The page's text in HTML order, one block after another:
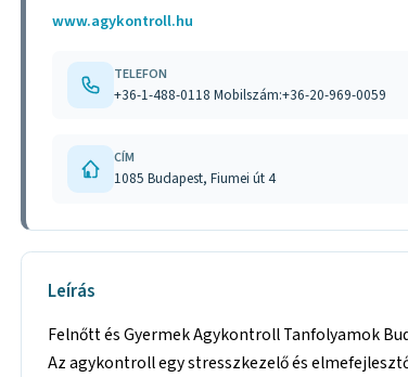
www.agykontroll.hu
TELEFON
+36-1-488-0118 Mobilszám:+36-20-969-0059
CÍM
1085 Budapest, Fiumei út 4
Leírás
Felnőtt és Gyermek Agykontroll Tanfolyamok
Az agykontroll egy stresszkezelő és